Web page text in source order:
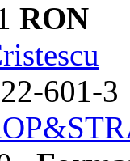
RON
601-3